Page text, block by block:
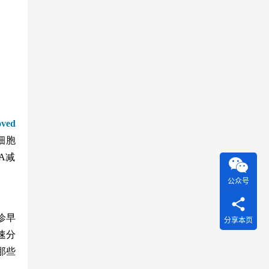
胞
减
早
分
些
公众号
分享本页